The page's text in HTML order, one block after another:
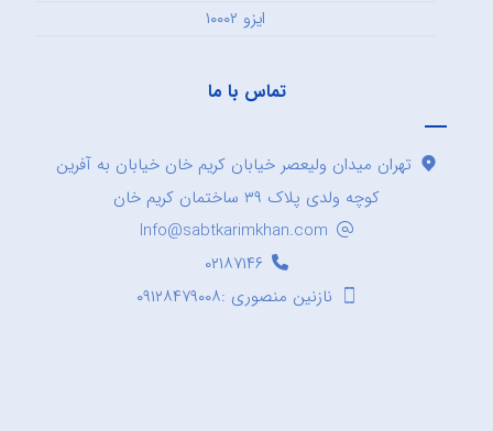
ایزو ۱۰۰۰۲
تماس با ما
تهران میدان ولیعصر خیابان کریم خان خیابان به آفرین
کوچه ولدی پلاک ۳۹ ساختمان کریم خان
Info@sabtkarimkhan.com
۰۲۱۸۷۱۴۶
نازنین منصوری :۰۹۱۲۸۴۷۹۰۰۸